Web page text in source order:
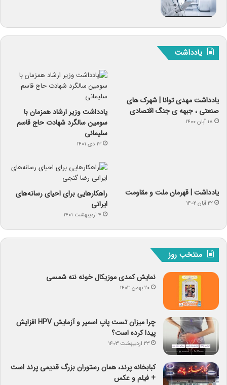
یادداشت
یادداشت مهدی توانا | شهرک های
صنعتی ، جبهه ی جنگ اقتصادی
۱۸ آبان ۱۴۰۰
یادداشت وزیر ارشاد همزمان با
سومین سالگرد شهادت حاج قاسم
سلیمانی
۱۳ دی ۱۴۰۱
یادداشت | قهرمان ملت و مقاومت
۲۲ آبان ۱۴۰۲
راهکارهایی برای احیای رسانه‌های
ایرانی
۴ اردیبهشت ۱۴۰۱
منتخب روز
نمایش کمدی موزیکال خونه ننه شمسی
۲۰ بهمن ۱۴۰۳
چرا میزان تست پاپ اسمیر و آزمایش HPV افزایش
پیدا کرده است؟
۲۳ اردیبهشت ۱۴۰۳
کبابخانه پرند، همان رستوران بزرگ قدیمی پرند است
+ فیلم و عکس